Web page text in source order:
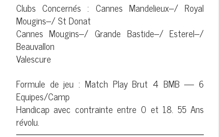
Clubs Concernés : Cannes Mandelieux--/ Royal
Mougins--/ St Donat
Cannes Mougins--/ Grande Bastide--/ Esterel--/
Beauvallon
Valescure
Formule de jeu : Match Play Brut 4 BMB ---- 6
Equipes/Camp
Handicap avec contrainte entre 0 et 18. 55 Ans
révolu.